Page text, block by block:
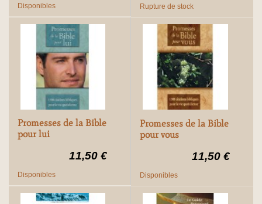
Disponibles Rupture de stock
Promesses de la Bible
pour lui
11,50 €
Disponibles
Promesses de la Bible
pour vous
11,50 €
Disponibles